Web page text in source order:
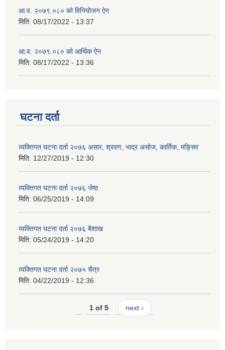
आ.व. २०७९.०८० को विनियोजन ऐन
मिति: 08/17/2022 - 13:37
आ.व. २०७९.०८० को आर्थिक ऐन
मिति: 08/17/2022 - 13:36
घटना दर्ता
व्यक्तिगत घटना दर्ता २०७६ असार, श्रवण, भाद्र असोज, कार्तिक, मङ्सिर
मिति: 12/27/2019 - 12:30
व्यक्तिगत घटना दर्ता २०७६ जेष्ठ
मिति: 06/25/2019 - 14:09
व्यक्तिगत घटना दर्ता २०७६ बैशाख
मिति: 05/24/2019 - 14:20
व्यक्तिगत घटना दर्ता २०७५ चैत्र
मिति: 04/22/2019 - 12:36
1 of 5 next ›